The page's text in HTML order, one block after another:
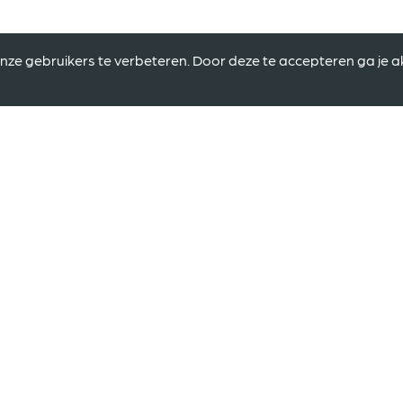
gebruikers te verbeteren. Door deze te accepteren ga je